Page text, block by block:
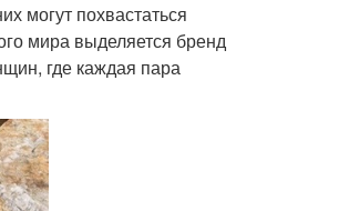
могут похвастаться
мира выделяется бренд
где каждая пара